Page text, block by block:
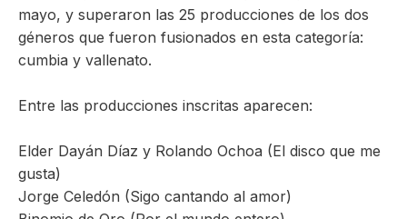
mayo, y superaron las 25 producciones de los dos
géneros que fueron fusionados en esta categoría:
cumbia y vallenato.
Entre las producciones inscritas aparecen:
Elder Dayán Díaz y Rolando Ochoa (El disco que me
gusta)
Jorge Celedón (Sigo cantando al amor)